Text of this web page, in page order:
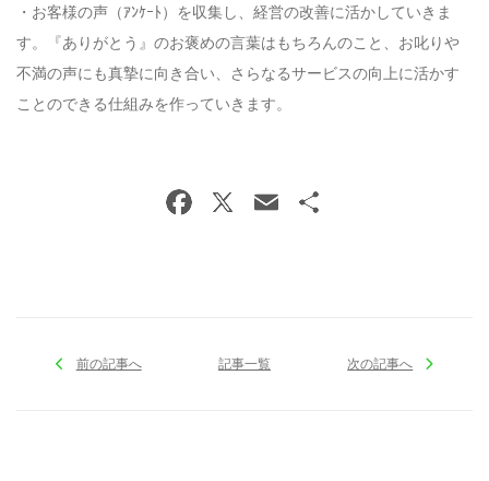
・お客様の声（ｱﾝｹｰﾄ）を収集し、経営の改善に活かしていきま
す。『ありがとう』のお褒めの言葉はもちろんのこと、お叱りや
不満の声にも真摯に向き合い、さらなるサービスの向上に活かす
ことのできる仕組みを作っていきます。
前の記事へ 記事一覧 次の記事へ